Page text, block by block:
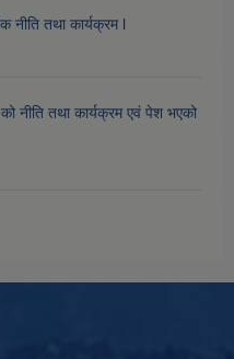
नीति तथा कार्यक्रम l
नीति तथा कार्यक्रम एवं पेश भएको